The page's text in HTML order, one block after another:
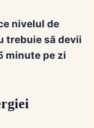
nivelul de
trebuie să devii
minute pe zi